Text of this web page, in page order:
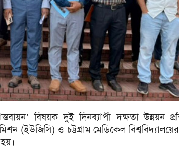
বিষয়ক দুই দিনব্যাপী দক্ষতা উন্নয়ন
(ইউজিসি) ও চট্টগ্রাম মেডিকেল